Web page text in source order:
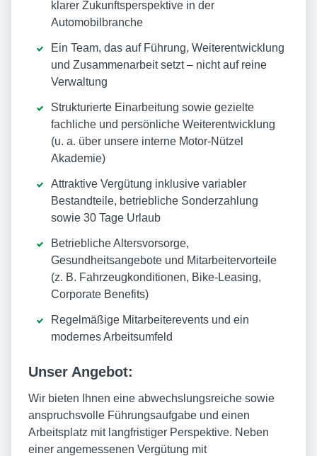
klarer Zukunftsperspektive in der
Automobilbranche
Ein Team, das auf Führung, Weiterentwicklung
und Zusammenarbeit setzt – nicht auf reine
Verwaltung
Strukturierte Einarbeitung sowie gezielte
fachliche und persönliche Weiterentwicklung
(u. a. über unsere interne Motor-Nützel
Akademie)
Attraktive Vergütung inklusive variabler
Bestandteile, betriebliche Sonderzahlung
sowie 30 Tage Urlaub
Betriebliche Altersvorsorge,
Gesundheitsangebote und Mitarbeitervorteile
(z. B. Fahrzeugkonditionen, Bike-Leasing,
Corporate Benefits)
Regelmäßige Mitarbeiterevents und ein
modernes Arbeitsumfeld
Unser Angebot:
Wir bieten Ihnen eine abwechslungsreiche sowie
anspruchsvolle Führungsaufgabe und einen
Arbeitsplatz mit langfristiger Perspektive. Neben
einer angemessenen Vergütung mit